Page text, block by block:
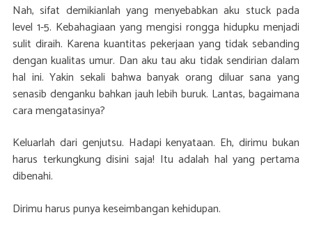
Nah, sifat demikianlah yang menyebabkan aku stuck pada
level 1-5. Kebahagiaan yang mengisi rongga hidupku menjadi
sulit diraih. Karena kuantitas pekerjaan yang tidak sebanding
dengan kualitas umur. Dan aku tau aku tidak sendirian dalam
hal ini. Yakin sekali bahwa banyak orang diluar sana yang
senasib denganku bahkan jauh lebih buruk. Lantas, bagaimana
cara mengatasinya?
Keluarlah dari genjutsu. Hadapi kenyataan. Eh, dirimu bukan
harus terkungkung disini saja! Itu adalah hal yang pertama
dibenahi.
Dirimu harus punya keseimbangan kehidupan.